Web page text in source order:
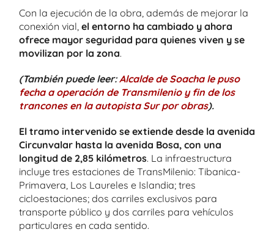
Con la ejecución de la obra, además de mejorar la
conexión vial, el entorno ha cambiado y ahora
ofrece mayor seguridad para quienes viven y se
movilizan por la zona.
(También puede leer:Alcalde de Soacha le puso
fecha a operación de Transmilenio y fin de los
trancones en la autopista Sur por obras).
El tramo intervenido se extiende desde la avenida
Circunvalar hasta la avenida Bosa, con una
longitud de 2,85 kilómetros. La infraestructura
incluye tres estaciones de TransMilenio: Tibanica-
Primavera, Los Laureles e Islandia; tres
cicloestaciones; dos carriles exclusivos para
transporte público y dos carriles para vehículos
particulares en cada sentido.